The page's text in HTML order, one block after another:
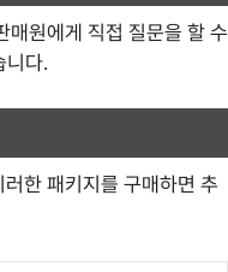
매원에게 직접 질문을 할 수
니다.
한 패키지를 구매하면 추